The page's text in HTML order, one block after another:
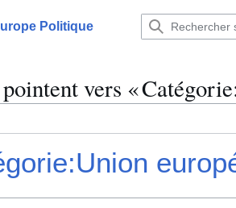
Politique
vers «